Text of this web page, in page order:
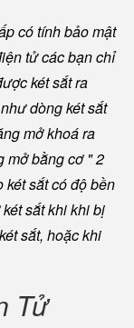
có tính bảo mật
tử các bạn chỉ
két sắt ra
dòng két sắt
mở khoá ra
mở bằng cơ " 2
sắt có độ bền
sắt khi khi bị
sắt, hoặc khi
Tử